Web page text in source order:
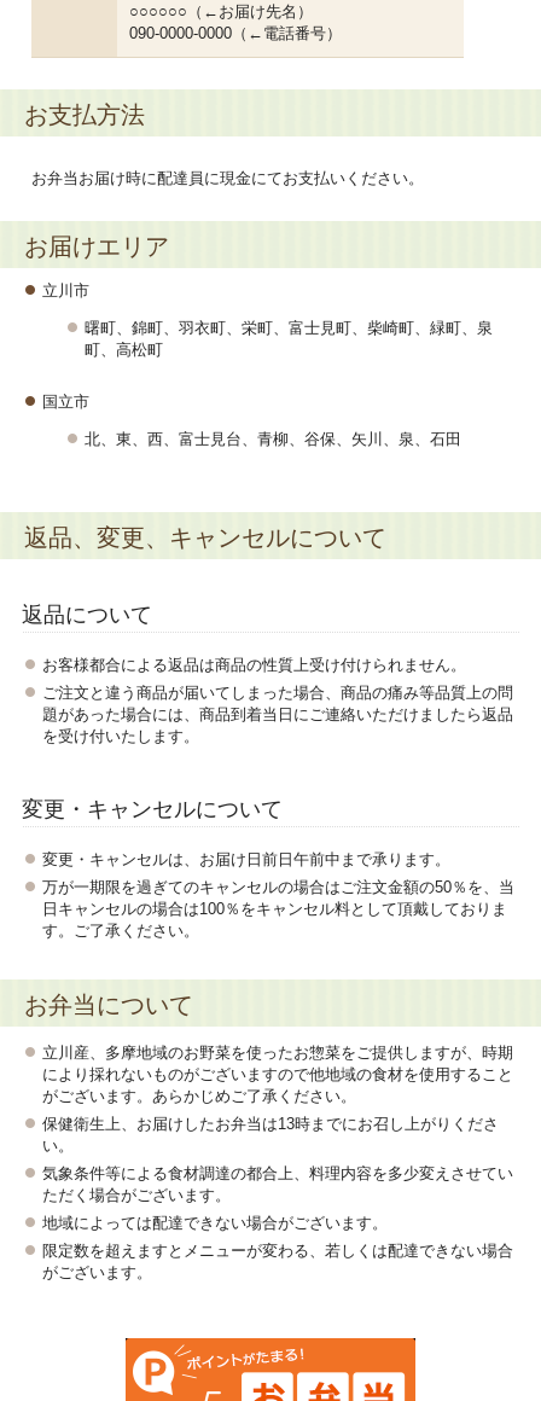
○○○○○○（←お届け先名）
090-0000-0000（←電話番号）
お支払方法
お弁当お届け時に配達員に現金にてお支払いください。
お届けエリア
立川市
曙町、錦町、羽衣町、栄町、富士見町、柴崎町、緑町、泉
町、高松町
国立市
北、東、西、富士見台、青柳、谷保、矢川、泉、石田
返品、変更、キャンセルについて
返品について
お客様都合による返品は商品の性質上受け付けられません。
ご注文と違う商品が届いてしまった場合、商品の痛み等品質上の問
題があった場合には、商品到着当日にご連絡いただけましたら返品
を受け付いたします。
変更・キャンセルについて
変更・キャンセルは、お届け日前日午前中まで承ります。
万が一期限を過ぎてのキャンセルの場合はご注文金額の50％を、当
日キャンセルの場合は100％をキャンセル料として頂戴しておりま
す。ご了承ください。
お弁当について
立川産、多摩地域のお野菜を使ったお惣菜をご提供しますが、時期
により採れないものがございますので他地域の食材を使用すること
がございます。あらかじめご了承ください。
保健衛生上、お届けしたお弁当は13時までにお召し上がりくださ
い。
気象条件等による食材調達の都合上、料理内容を多少変えさせてい
ただく場合がございます。
地域によっては配達できない場合がございます。
限定数を超えますとメニューが変わる、若しくは配達できない場合
がございます。